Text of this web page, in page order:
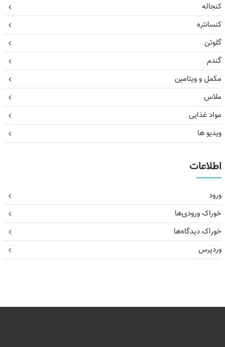
کنجاله
کنسانتره
گلوتن
گندم
مکمل و ویتامین
ملاس
مواد غذایی
ویدیو ها
اطلاعات
ورود
خوراک ورودی‌ها
خوراک دیدگاه‌ها
وردپرس